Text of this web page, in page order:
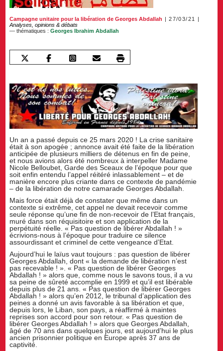
Campagne unitaire pour la libération de Georges Abdallah
27/03/21
Analyses, opinions & débats
— thématiques :Georges Ibrahim Abdallah
Un an a passé depuis ce 25 mars 2020 ! La crise sanitaire
était à son apogée ; annonce avait été faite de la libération
anticipée de plusieurs milliers de détenus en fin de peine,
et nous avions alors été nombreux à interpeller Madame
Nicole Belloubet, Garde des Sceaux de l’époque pour que
soit enfin entendu l’appel réitéré inlassablement – et de
manière encore plus criante dans ce contexte de pandémie
– de la libération de notre camarade Georges Abdallah.
Mais force était déjà de constater que même dans un
contexte si extrême, cet appel ne devait recevoir comme
seule réponse qu’une fin de non-recevoir de l’Etat français,
muré dans son réquisitoire et son application de la
perpétuité réelle. « Pas question de libérer Abdallah ! »
écrivions-nous à l’époque pour traduire ce silence
assourdissant et criminel de cette vengeance d’Etat.
Aujourd’hui le laïus vaut toujours : pas question de libérer
Georges Abdallah, dont « la demande de libération n’est
pas recevable ! ». « Pas question de libérer Georges
Abdallah ! » alors que, comme nous le savons tous, il a vu
sa peine de sûreté accomplie en 1999 et qu’il est libérable
depuis plus de 21 ans. « Pas question de libérer Georges
Abdallah ! » alors qu’en 2012, le tribunal d’application des
peines a donné un avis favorable à sa libération et que,
depuis lors, le Liban, son pays, a réaffirmé à maintes
reprises son accord pour son retour. « Pas question de
libérer Georges Abdallah ! » alors que Georges Abdallah,
âgé de 70 ans dans quelques jours, est aujourd’hui le plus
ancien prisonnier politique en Europe après 37 ans de
captivité.